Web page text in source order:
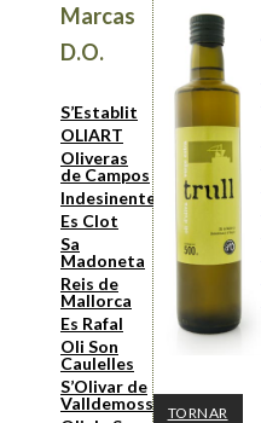
Marcas
D.O.
S’Establit
OLIART
Oliveras
de Campos
Indesinenter
Es Clot
Sa
Madoneta
Reis de
Mallorca
Es Rafal
Oli Son
Caulelles
S’Olivar de
Valldemossa
TORNAR